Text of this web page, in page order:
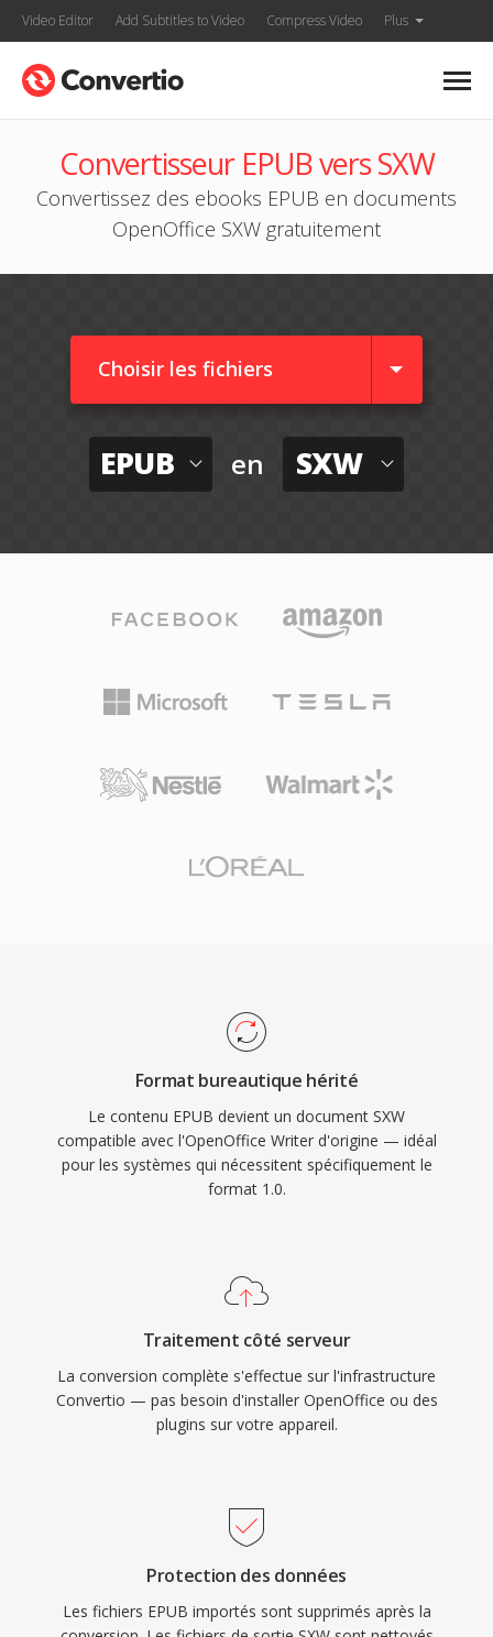
Video Editor Add Subtitles to Video Compress Video Plus
Convertisseur EPUB vers SXW
Convertissez des ebooks EPUB en documents
OpenOffice SXW gratuitement
Choisir les fichiers
EPUB en SXW
Format bureautique hérité
Le contenu EPUB devient un document SXW
compatible avec l'OpenOffice Writer d'origine — idéal
pour les systèmes qui nécessitent spécifiquement le
format 1.0.
Traitement côté serveur
La conversion complète s'effectue sur l'infrastructure
Convertio — pas besoin d'installer OpenOffice ou des
plugins sur votre appareil.
Protection des données
Les fichiers EPUB importés sont supprimés après la